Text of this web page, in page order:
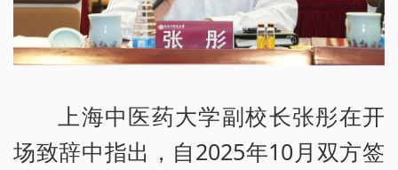
上海中医药大学副校长张彤在开
场致辞中指出，自2025年10月双方签